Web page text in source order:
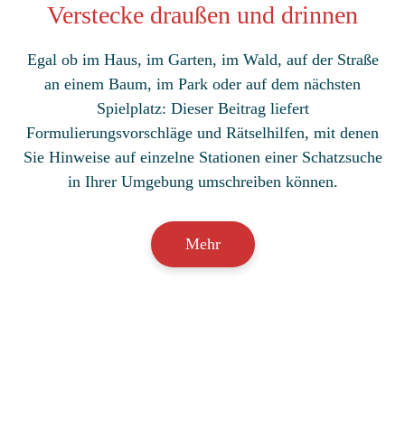
Verstecke draußen und drinnen
Egal ob im Haus, im Garten, im Wald, auf der Straße
an einem Baum, im Park oder auf dem nächsten
Spielplatz: Dieser Beitrag liefert
Formulierungsvorschläge und Rätselhilfen, mit denen
Sie Hinweise auf einzelne Stationen einer Schatzsuche
in Ihrer Umgebung umschreiben können.
Mehr